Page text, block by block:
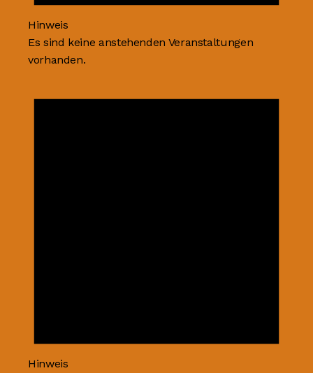
Hinweis
Es sind keine anstehenden Veranstaltungen
vorhanden.
Hinweis